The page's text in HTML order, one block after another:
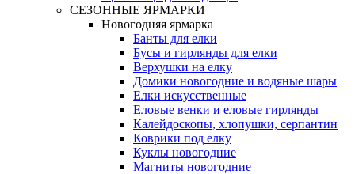
СЕЗОННЫЕ ЯРМАРКИ
Новогодняя ярмарка
Банты для елки
Бусы и гирлянды для елки
Верхушки на елку
Домики новогодние и водяные шары
Елки искусственные
Еловые венки и еловые гирлянды
Калейдоскопы, хлопушки, серпантин
Коврики под елку
Куклы новогодние
Магниты новогодние